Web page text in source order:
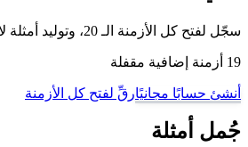
سجّل لفتح كل الأزمنة الـ 20، وتوليد أمثلة لا محدودة بالذكاء الاصطناعي، والتمرّن على هذا الفعل وغيره من أفعال البرتغالية البرازيلية مع وضع تدريب تصريف الأفعال لدينا.
19 أزمنة إضافية مقفلة
أنشئ حسابًا مجانيًارقِّ لفتح كل الأزمنة
جُمل أمثلة